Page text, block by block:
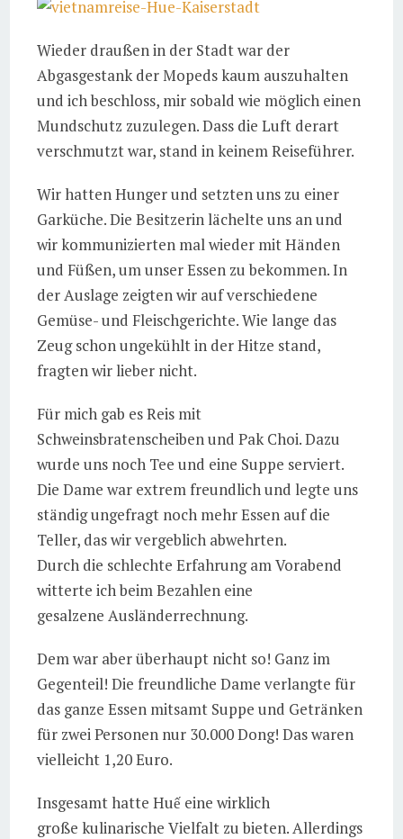
Wieder draußen in der Stadt war der
Abgasgestank der Mopeds kaum auszuhalten
und ich beschloss, mir sobald wie möglich einen
Mundschutz zuzulegen. Dass die Luft derart
verschmutzt war, stand in keinem Reiseführer.
Wir hatten Hunger und setzten uns zu einer
Garküche. Die Besitzerin lächelte uns an und
wir kommunizierten mal wieder mit Händen
und Füßen, um unser Essen zu bekommen. In
der Auslage zeigten wir auf verschiedene
Gemüse- und Fleischgerichte. Wie lange das
Zeug schon ungekühlt in der Hitze stand,
fragten wir lieber nicht.
Für mich gab es Reis mit
Schweinsbratenscheiben und Pak Choi. Dazu
wurde uns noch Tee und eine Suppe serviert.
Die Dame war extrem freundlich und legte uns
ständig ungefragt noch mehr Essen auf die
Teller, das wir vergeblich abwehrten.
Durch die schlechte Erfahrung am Vorabend
witterte ich beim Bezahlen eine
gesalzene Ausländerrechnung.
Dem war aber überhaupt nicht so! Ganz im
Gegenteil! Die freundliche Dame verlangte für
das ganze Essen mitsamt Suppe und Getränken
für zwei Personen nur 30.000 Dong! Das waren
vielleicht 1,20 Euro.
Insgesamt hatte Huế eine wirklich
große kulinarische Vielfalt zu bieten. Allerdings